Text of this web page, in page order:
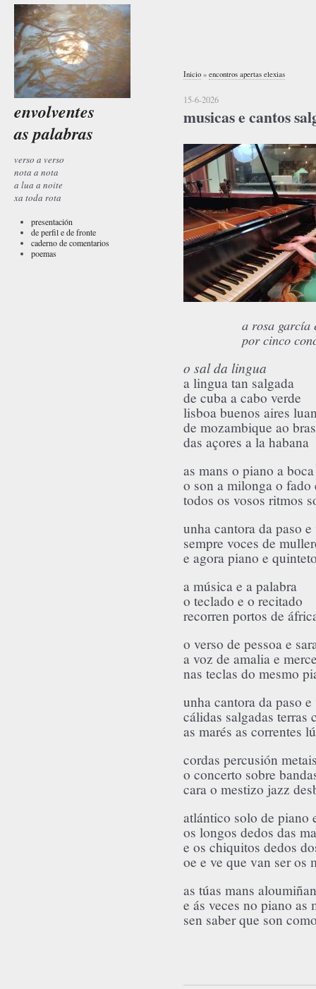
envolventes
as palabras
verso a verso
nota a nota
a lua a noite
xa toda rota
presentación
de perfil e de fronte
caderno de comentarios
poemas
Inicio » encontros apertas elexias
15-6-2026
musicas e cantos
a rosa garcía e
por cinco
o sal da lingua
a lingua tan salgada
de cuba a cabo verde
lisboa buenos aires
de mozambique ao
das açores a la habana
as mans o piano a
o son a milonga o fado
todos os vosos ritmos
unha cantora da paso
sempre voces de
e agora piano e
a música e a palabra
o teclado e o recitado
recorren portos de
o verso de pessoa e
a voz de amalia e
nas teclas do mesmo
unha cantora da paso
cálidas salgadas terras
as marés as correntes
cordas percusión
o concerto sobre
cara o mestizo jazz
atlántico solo de piano
os longos dedos das
e os chiquitos dedos
oe e ve que van ser os
as túas mans
e ás veces no piano as
sen saber que son